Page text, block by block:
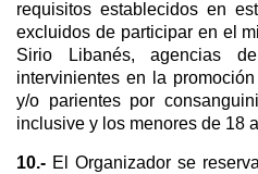
requisitos establecidos en
excluidos de participar en el
Sirio Libanés, agencias
intervinientes en la
y/o parientes por
inclusive y los menores de 18
10.- El Organizador se